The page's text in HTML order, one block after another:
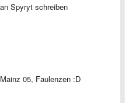
an Spyryt schreiben
05, Faulenzen :D